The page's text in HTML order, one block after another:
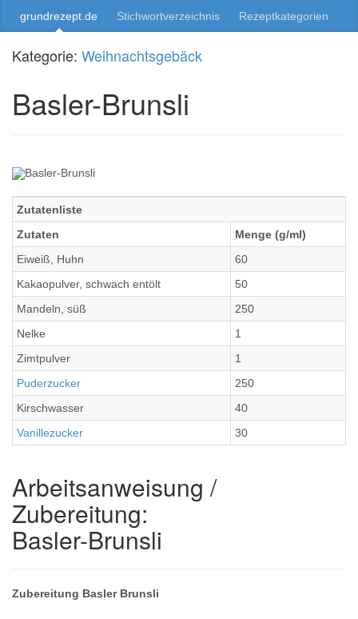
grundrezept.de Stichwortverzeichnis Rezeptkategorien
Kategorie: Weihnachtsgebäck
Basler-Brunsli
Zutatenliste
Zutaten
Menge (g/ml)
Eiweiß, Huhn
60
Kakaopulver, schwach entölt
50
Mandeln, süß
250
Nelke
1
Zimtpulver
1
Puderzucker
250
Kirschwasser
40
Vanillezucker
30
Arbeitsanweisung /
Zubereitung:
Basler-Brunsli
Zubereitung Basler Brunsli